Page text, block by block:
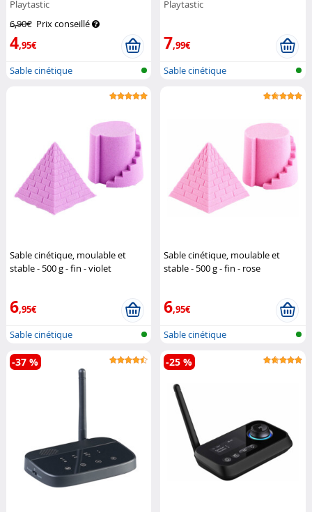
Playtastic
6,90€ Prix conseillé
4,95€
Sable cinétique
Playtastic
7,99€
Sable cinétique
Sable cinétique, moulable et
stable - 500 g - fin - violet
6,95€
Sable cinétique
Sable cinétique, moulable et
stable - 500 g - fin - rose
6,95€
Sable cinétique
-37 % -25 %